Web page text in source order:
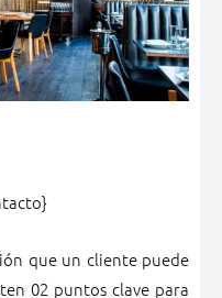
que un cliente puede
02 puntos clave para